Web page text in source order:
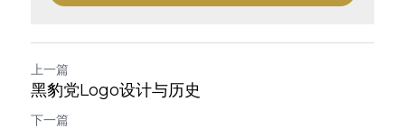
上一篇
黑豹党Logo设计与历史
下一篇